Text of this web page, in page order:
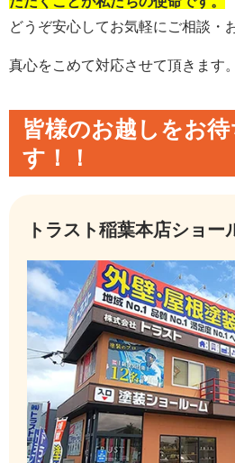
どうぞ安心してお気軽にご相談・
真心をこめて対応させて頂きます。
皆様のお越しをお
す！！
トラスト稲葉本店ショー